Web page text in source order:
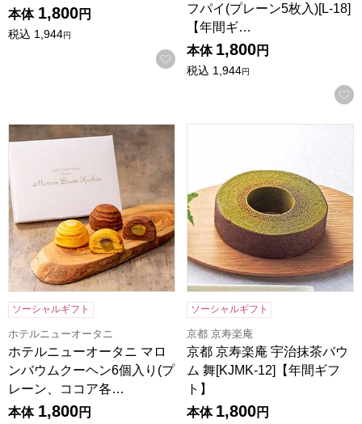
本体 1,800円
税込 1,944円
お気に入りに登録する
フパイ(プレーン5枚入)[L-18]
【年間ギ…
本体 1,800円
税込 1,944円
ホテルニューオータニ マロンバウムクーヘン6個入り(プレ
ソーシャルギフト
ホテルニューオータニ
ホテルニューオータニ マロ
ンバウムクーヘン6個入り(プ
レーン、ココア各…
本体 1,800円
ソーシャルギフト
京都 京寿楽庵
京都 京寿楽庵 宇治抹茶バウ
ム 舞[KJMK-12]【年間ギフ
ト】
本体 1,800円